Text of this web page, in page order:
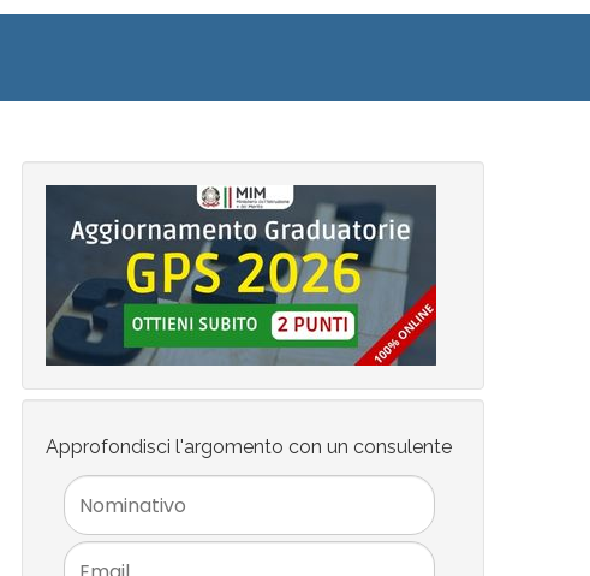
Approfondisci l'argomento con un consulente